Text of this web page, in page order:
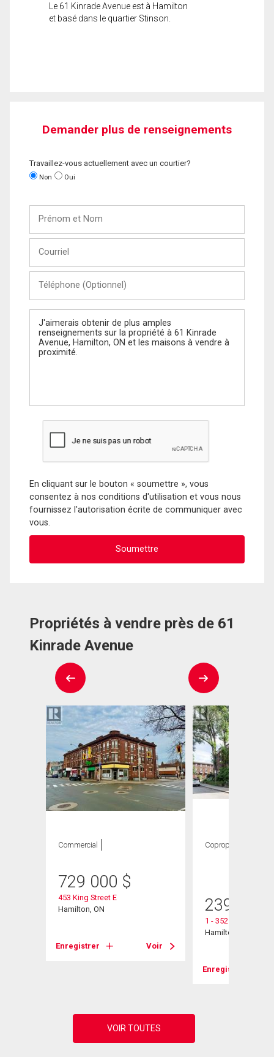
Le 61 Kinrade Avenue est à Hamilton
et basé dans le quartier Stinson.
Demander plus de renseignements
Travaillez-vous actuellement avec un courtier?
Non Oui
Nom
(Optionnel)
Message
En cliquant sur le bouton « soumettre », vous
consentez à nos conditions d'utilisation et vous nous
fournissez l'autorisation écrite de communiquer avec
vous.
Propriétés à vendre près de 61
Kinrade Avenue
Commercial
729 000 $
453 King Street E
Hamilton, ON
Enregistrer Voir
Copropriété
239 900
1 - 352 Hunter
Hamilton, ON
Enregistrer